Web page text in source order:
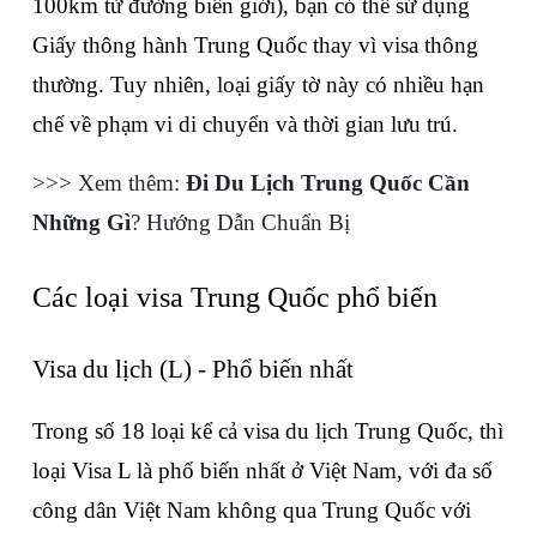
100km từ đường biên giới), bạn có thể sử dụng
Giấy thông hành Trung Quốc thay vì visa thông
thường. Tuy nhiên, loại giấy tờ này có nhiều hạn
chế về phạm vi di chuyển và thời gian lưu trú.
>>> Xem thêm: Đi Du Lịch Trung Quốc Cần
Những Gì? Hướng Dẫn Chuẩn Bị
Các loại visa Trung Quốc phổ biến
Visa du lịch (L) - Phổ biến nhất
Trong số 18 loại kể cả visa du lịch Trung Quốc, thì
loại Visa L là phổ biến nhất ở Việt Nam, với đa số
công dân Việt Nam không qua Trung Quốc với